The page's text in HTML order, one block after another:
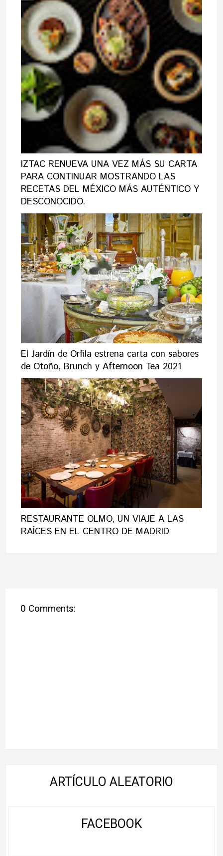
IZTAC RENUEVA UNA VEZ MÁS SU CARTA
PARA CONTINUAR MOSTRANDO LAS
RECETAS DEL MÉXICO MÁS AUTÉNTICO Y
DESCONOCIDO.
El Jardín de Orfila estrena carta con sabores
de Otoño, Brunch y Afternoon Tea 2021
RESTAURANTE OLMO, UN VIAJE A LAS
RAÍCES EN EL CENTRO DE MADRID
0 Comments:
ARTÍCULO ALEATORIO
FACEBOOK